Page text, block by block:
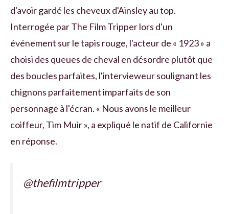
d'avoir gardé les cheveux d'Ainsley au top.
Interrogée par The Film Tripper lors d'un
événement sur le tapis rouge, l'acteur de « 1923 » a
choisi des queues de cheval en désordre plutôt que
des boucles parfaites, l'intervieweur soulignant les
chignons parfaitement imparfaits de son
personnage à l'écran. « Nous avons le meilleur
coiffeur, Tim Muir », a expliqué le natif de Californie
en réponse.
@thefilmtripper